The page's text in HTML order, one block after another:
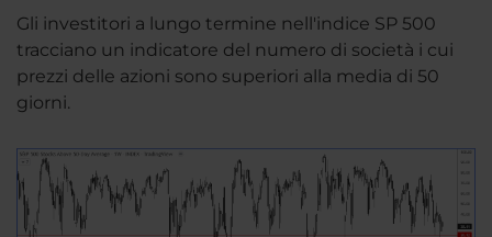
Gli investitori a lungo termine nell'indice SP 500
tracciano un indicatore del numero di società i cui
prezzi delle azioni sono superiori alla media di 50
giorni.